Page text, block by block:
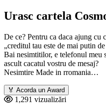
Urasc cartela
De ce? Pentru ca daca ajung cu
„creditul tau este de mai putin
Bai nesimtitilor, e telefonul meu
ascult cacatul vostru de mesaj?
Nesimtire Made in rromania…
🏅 Acorda un Award
1,291 vizualizări